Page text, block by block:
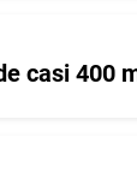
casi 400